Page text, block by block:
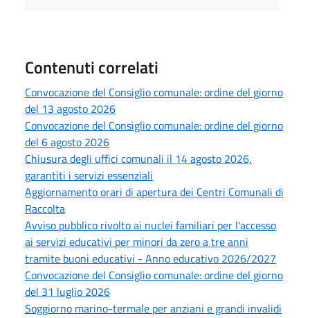
Contenuti correlati
Convocazione del Consiglio comunale: ordine del giorno
del 13 agosto 2026
Convocazione del Consiglio comunale: ordine del giorno
del 6 agosto 2026
Chiusura degli uffici comunali il 14 agosto 2026,
garantiti i servizi essenziali
Aggiornamento orari di apertura dei Centri Comunali di
Raccolta
Avviso pubblico rivolto ai nuclei familiari per l'accesso
ai servizi educativi per minori da zero a tre anni
tramite buoni educativi - Anno educativo 2026/2027
Convocazione del Consiglio comunale: ordine del giorno
del 31 luglio 2026
Soggiorno marino-termale per anziani e grandi invalidi